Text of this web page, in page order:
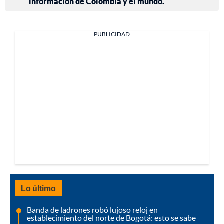
PUBLICIDAD
Lo último
Banda de ladrones robó lujoso reloj en
establecimiento del norte de Bogotá: esto se sabe